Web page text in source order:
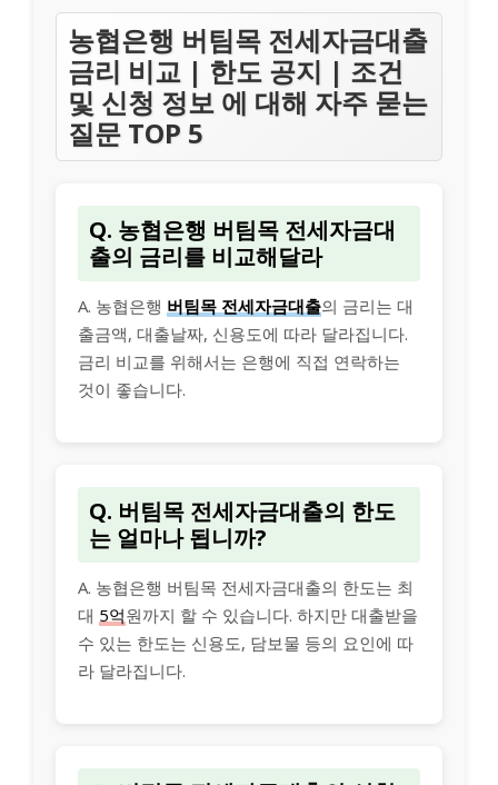
농협은행 버팀목 전세자금대출
금리 비교 | 한도 공지 | 조건
및 신청 정보 에 대해 자주 묻는
질문 TOP 5
Q. 농협은행 버팀목 전세자금대
출의 금리를 비교해달라
A. 농협은행 버팀목 전세자금대출의 금리는 대
출금액, 대출날짜, 신용도에 따라 달라집니다.
금리 비교를 위해서는 은행에 직접 연락하는
것이 좋습니다.
Q. 버팀목 전세자금대출의 한도
는 얼마나 됩니까?
A. 농협은행 버팀목 전세자금대출의 한도는 최
대 5억원까지 할 수 있습니다. 하지만 대출받을
수 있는 한도는 신용도, 담보물 등의 요인에 따
라 달라집니다.